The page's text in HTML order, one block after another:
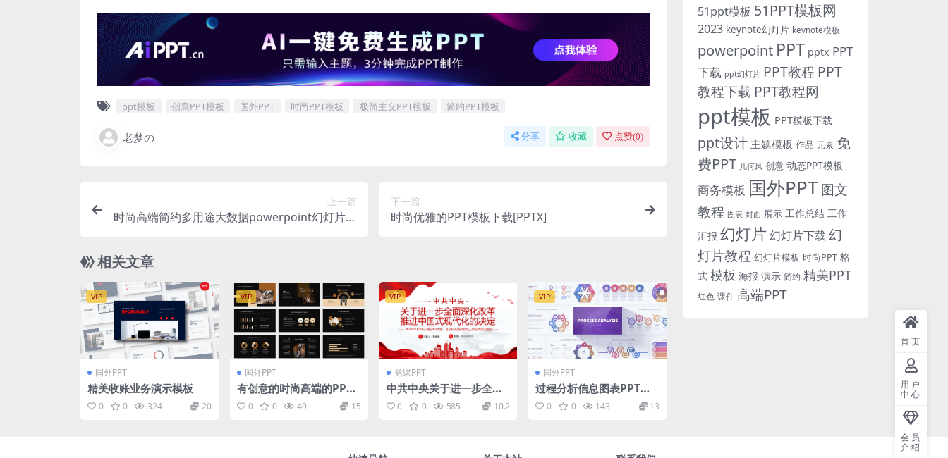
ppt模板 创意PPT模板 国外PPT 时尚PPT模板 极简主义PPT模板 简约PPT模板
老梦の 分享 收藏 点赞(0)
上一篇
时尚高端简约多用途大数据powerpoint幻灯片演
下一篇
时尚优雅的PPT模板下载[PPTX]
相关文章
VIP
国外PPT
精美收账业务演示模板
0 0 324 20
VIP
国外PPT
有创意的时尚高端的PPT
模板下载 [PPTX]
0 0 49 15
VIP
党课PPT
中共中央关于进一步全面
深化改革 推进中国式现代
化的决定全文PPT下载
0 0 585 10.2
VIP
国外PPT
过程分析信息图表PPT幻
灯片设计模板 Process A
nalysis – PowerPoint I
0 0 143 13
51ppt模板 51PPT模板网
2023 keynote幻灯片 keynote模板
powerpoint PPT pptx PPT
下载 ppt幻灯片 PPT教程 PPT
教程下载 PPT教程网
ppt模板 PPT模板下载
ppt设计 主题模板 作品 元素 免
费PPT 几何风 创意 动态PPT模板
商务模板 国外PPT图文
教程 图表 封面 展示 工作总结 工作
汇报 幻灯片 幻灯片下载 幻
灯片教程 幻灯片模板 时尚PPT 格
式 模板 海报 演示 简约 精美PPT
红色 课件 高端PPT
首页
用户
中心
会员
介绍